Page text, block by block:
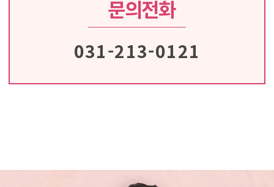
문의전화
031-213-0121